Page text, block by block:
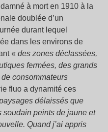
à mort en 1910 à la
doublée d’un
durant lequel
dans les environs de
« des zones déclassées,
fermées, des grands
consommateurs
fluo a dynamité ces
délaissés que
soudain peints de jaune et
Quand j’ai appris